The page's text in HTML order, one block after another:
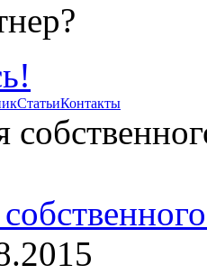
СтатьиКонтакты